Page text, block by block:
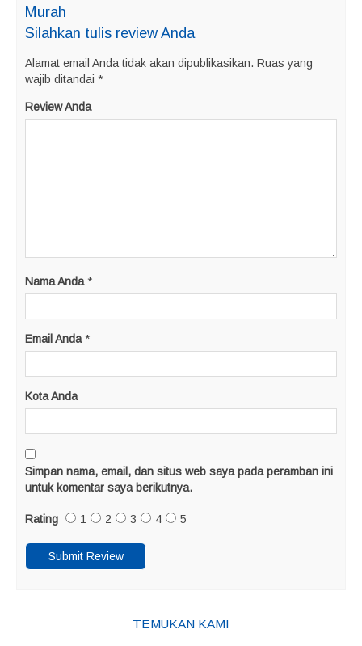
Murah
Silahkan tulis review Anda
Alamat email Anda tidak akan dipublikasikan. Ruas yang
wajib ditandai *
Review Anda
Nama Anda *
Email Anda *
Kota Anda
Simpan nama, email, dan situs web saya pada peramban ini
untuk komentar saya berikutnya.
Rating 1 2 3 4 5
TEMUKAN KAMI